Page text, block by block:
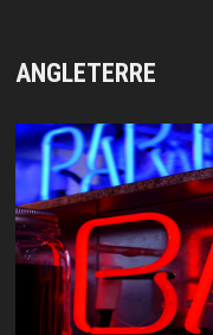
ANGLETERRE